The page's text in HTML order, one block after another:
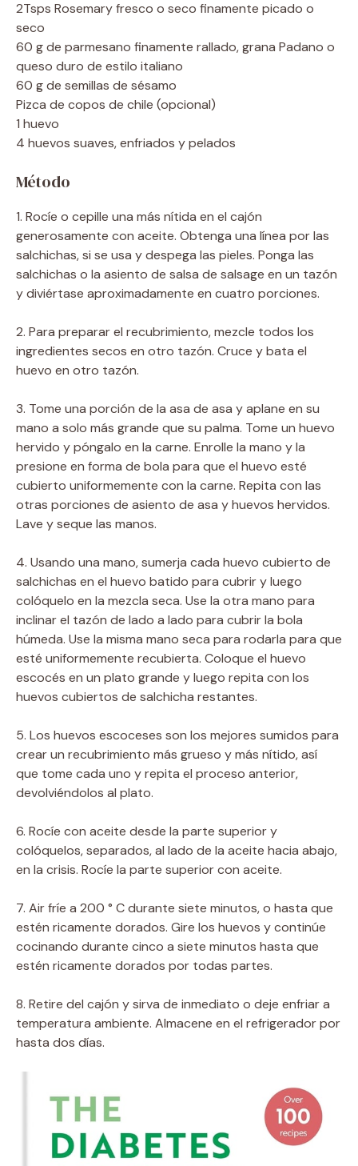
2Tsps Rosemary fresco o seco finamente picado o
seco
60 g de parmesano finamente rallado, grana Padano o
queso duro de estilo italiano
60 g de semillas de sésamo
Pizca de copos de chile (opcional)
1 huevo
4 huevos suaves, enfriados y pelados
Método
1. Rocíe o cepille una más nítida en el cajón
generosamente con aceite. Obtenga una línea por las
salchichas, si se usa y despega las pieles. Ponga las
salchichas o la asiento de salsa de salsage en un tazón
y diviértase aproximadamente en cuatro porciones.
2. Para preparar el recubrimiento, mezcle todos los
ingredientes secos en otro tazón. Cruce y bata el
huevo en otro tazón.
3. Tome una porción de la asa de asa y aplane en su
mano a solo más grande que su palma. Tome un huevo
hervido y póngalo en la carne. Enrolle la mano y la
presione en forma de bola para que el huevo esté
cubierto uniformemente con la carne. Repita con las
otras porciones de asiento de asa y huevos hervidos.
Lave y seque las manos.
4. Usando una mano, sumerja cada huevo cubierto de
salchichas en el huevo batido para cubrir y luego
colóquelo en la mezcla seca. Use la otra mano para
inclinar el tazón de lado a lado para cubrir la bola
húmeda. Use la misma mano seca para rodarla para que
esté uniformemente recubierta. Coloque el huevo
escocés en un plato grande y luego repita con los
huevos cubiertos de salchicha restantes.
5. Los huevos escoceses son los mejores sumidos para
crear un recubrimiento más grueso y más nítido, así
que tome cada uno y repita el proceso anterior,
devolviéndolos al plato.
6. Rocíe con aceite desde la parte superior y
colóquelos, separados, al lado de la aceite hacia abajo,
en la crisis. Rocíe la parte superior con aceite.
7. Air fríe a 200 ° C durante siete minutos, o hasta que
estén ricamente dorados. Gire los huevos y continúe
cocinando durante cinco a siete minutos hasta que
estén ricamente dorados por todas partes.
8. Retire del cajón y sirva de inmediato o deje enfriar a
temperatura ambiente. Almacene en el refrigerador por
hasta dos días.